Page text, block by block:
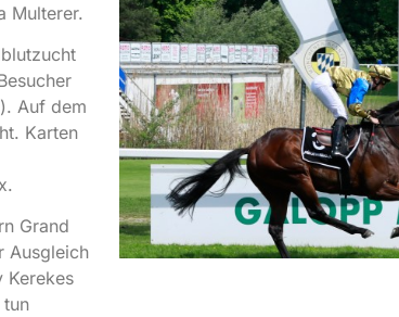
Multerer.
Auf dem
Karten
Grand
Ausgleich
Kerekes